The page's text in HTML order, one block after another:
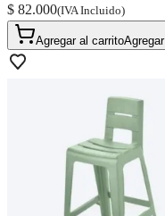
$ 82.000(IVA Incluido)
Agregar al carritoAgregar